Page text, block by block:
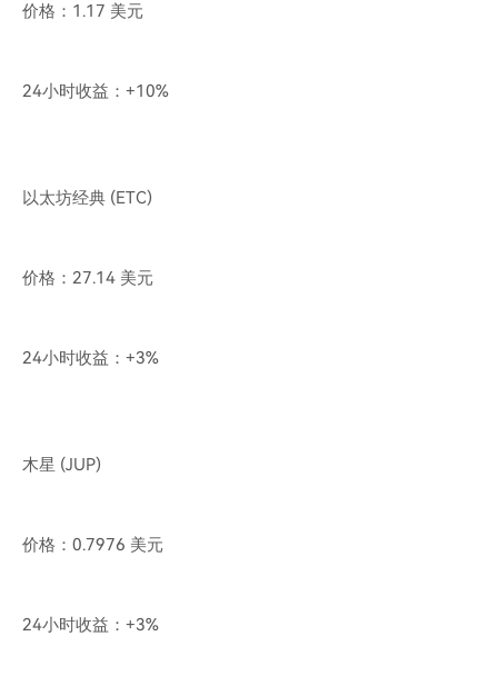
价格：1.17 美元
24小时收益：+10%
以太坊经典 (ETC)
价格：27.14 美元
24小时收益：+3%
木星 (JUP)
价格：0.7976 美元
24小时收益：+3%